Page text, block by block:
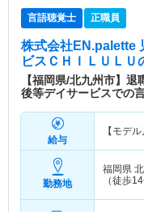
言語聴覚士 正職員
株式会社EN.palette
ビスＣＨＩＬＵＬＵ
【福岡県/北九州市】
後等デイサービスでの
給与
【モデル
勤務地
福岡県
（徒歩14